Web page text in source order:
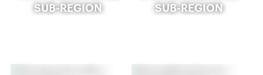
SUB-REGION
SUB-REGION